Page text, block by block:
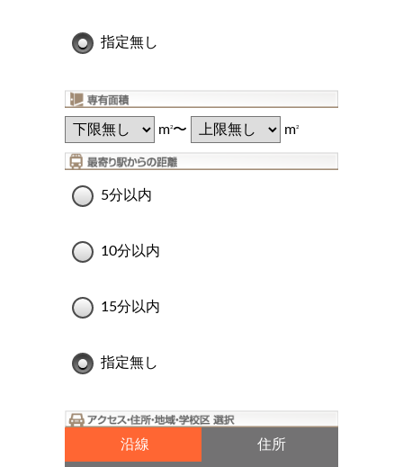
指定無し
m2〜 m2
5分以内
10分以内
15分以内
指定無し
沿線 住所